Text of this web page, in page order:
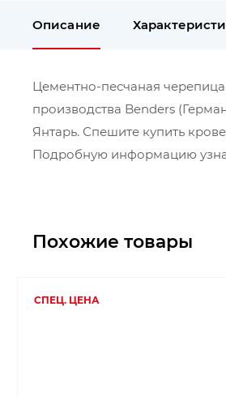
Описание
Цементно-песчаная
производства Benders
Янтарь. Спешите купить
Подробную информацию
Похожие товары
СПЕЦ. ЦЕНА